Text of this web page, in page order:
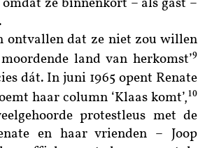
ze binnenkort – als gast –
.
ontvallen dat ze niet zou willen
land van herkomst’9
dát. In juni 1965 opent Renate
haar column ‘Klaas komt’,10
protestleus met de
en haar vrienden – Joop